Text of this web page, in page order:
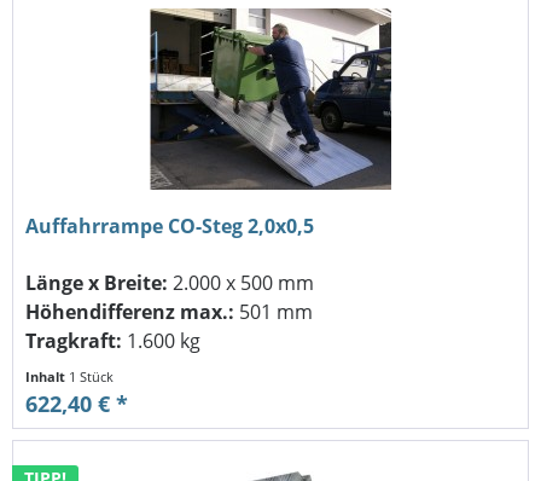
Auffahrrampe CO-Steg 2,0x0,5
Länge x Breite: 2.000 x 500 mm
Höhendifferenz max.: 501 mm
Tragkraft: 1.600 kg
Inhalt 1 Stück
622,40 € *